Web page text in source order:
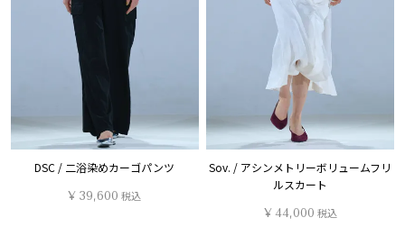
DSC / 二浴染めカーゴパンツ
¥ 39,600 税込
Sov. / アシンメトリーボリュームフリ
ルスカート
¥ 44,000 税込